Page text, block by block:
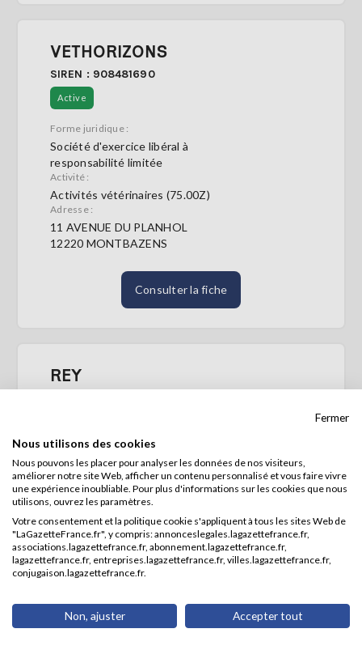
VETHORIZONS
SIREN : 908481690
Active
Forme juridique :
Société d'exercice libéral à
responsabilité limitée
Activité :
Activités vétérinaires (75.00Z)
Adresse :
11 AVENUE DU PLANHOL
12220 MONTBAZENS
Consulter la fiche
REY
Entrepreneur individuel
Activité :
Activités vétérinaires (75.00Z)
Adresse :
76 AVENUE DE RODEZ
12450 LUC-LA-PRIMAUBE
Fermer
Nous utilisons des cookies
Nous pouvons les placer pour analyser les données de nos visiteurs,
améliorer notre site Web, afficher un contenu personnalisé et vous faire vivre
une expérience inoubliable. Pour plus d'informations sur les cookies que nous
utilisons, ouvrez les paramètres.
Votre consentement et la politique cookie s'appliquent à tous les sites Web de
"LaGazetteFrance.fr", y compris: annonceslegales.lagazettefrance.fr,
associations.lagazettefrance.fr, abonnement.lagazettefrance.fr,
lagazettefrance.fr, entreprises.lagazettefrance.fr, villes.lagazettefrance.fr,
conjugaison.lagazettefrance.fr.
Non, ajuster Accepter tout